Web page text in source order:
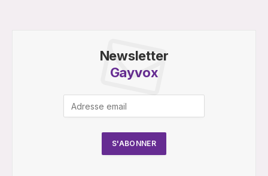
Newsletter
Gayvox